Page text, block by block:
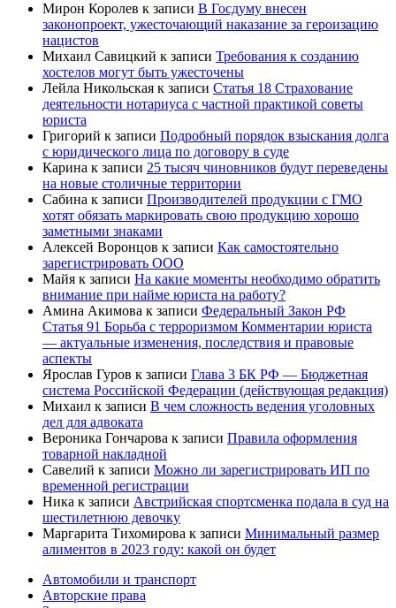
Мирон Королев к записи В Госдуму внесен
законопроект, ужесточающий наказание за героизацию
нацистов
Михаил Савицкий к записи Требования к созданию
хостелов могут быть ужесточены
Лейла Никольская к записи Статья 18 Страхование
деятельности нотариуса с частной практикой советы
юриста
Григорий к записи Подробный порядок взыскания долга
с юридического лица по договору в суде
Карина к записи 25 тысяч чиновников будут переведены
на новые столичные территории
Сабина к записи Производителей продукции с ГМО
хотят обязать маркировать свою продукцию хорошо
заметными знаками
Алексей Воронцов к записи Как самостоятельно
зарегистрировать ООО
Майя к записи На какие моменты необходимо обратить
внимание при найме юриста на работу?
Амина Акимова к записи Федеральный Закон РФ
Статья 91 Борьба с терроризмом Комментарии юриста
— актуальные изменения, последствия и правовые
аспекты
Ярослав Гуров к записи Глава 3 БК РФ — Бюджетная
система Российской Федерации (действующая редакция)
Михаил к записи В чем сложность ведения уголовных
дел для адвоката
Вероника Гончарова к записи Правила оформления
товарной накладной
Савелий к записи Можно ли зарегистрировать ИП по
временной регистрации
Ника к записи Австрийская спортсменка подала в суд на
шестилетнюю девочку
Маргарита Тихомирова к записи Минимальный размер
алиментов в 2023 году: какой он будет
Автомобили и транспорт
Авторские права